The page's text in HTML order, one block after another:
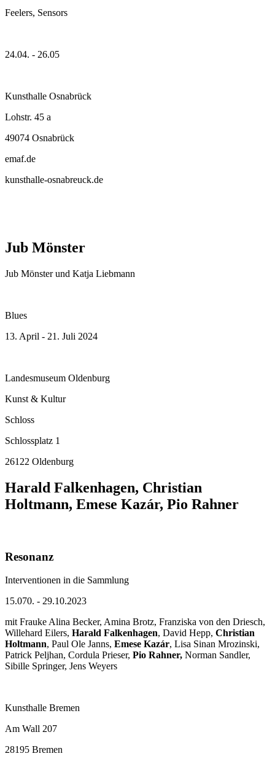
Feelers, Sensors
24.04. - 26.05
Kunsthalle Osnabrück
Lohstr. 45 a
49074 Osnabrück
emaf.de
kunsthalle-osnabreuck.de
Jub Mönster
Jub Mönster und Katja Liebmann
Blues
13. April - 21. Juli 2024
Landesmuseum Oldenburg
Kunst & Kultur
Schloss
Schlossplatz 1
26122 Oldenburg
Harald Falkenhagen, Christian
Holtmann, Emese Kazár, Pio Rahner
Resonanz
Interventionen in die Sammlung
15.070. - 29.10.2023
mit Frauke Alina Becker, Amina Brotz, Franziska von den Driesch,
Willehard Eilers, Harald Falkenhagen, David Hepp, Christian
Holtmann, Paul Ole Janns, Emese Kazár, Lisa Sinan Mrozinski,
Patrick Peljhan, Cordula Prieser, Pio Rahner, Norman Sandler,
Sibille Springer, Jens Weyers
Kunsthalle Bremen
Am Wall 207
28195 Bremen